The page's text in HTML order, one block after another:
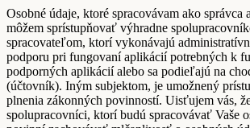
Osobné údaje, ktoré spracovávam ako správca
môžem sprístupňovať výhradne
spracovateľom, ktorí vykonávajú
podporu pri fungovaní aplikácií potrebných k
podporných aplikácií alebo sa podieľajú na
(účtovník). Iným subjektom, je umožnený
plnenia zákonných povinností. Uisťujem vás,
spolupracovníci, ktorí budú spracovávať Vaše